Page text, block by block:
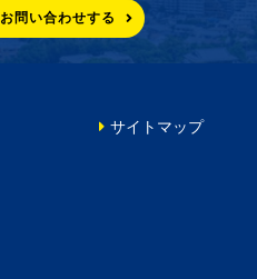
お問い合わせする
サイトマップ